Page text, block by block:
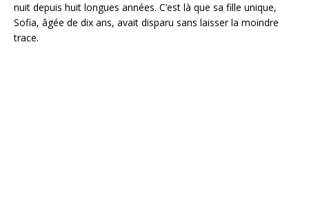
nuit depuis huit longues années. C’est là que sa fille unique,
Sofia, âgée de dix ans, avait disparu sans laisser la moindre
trace.